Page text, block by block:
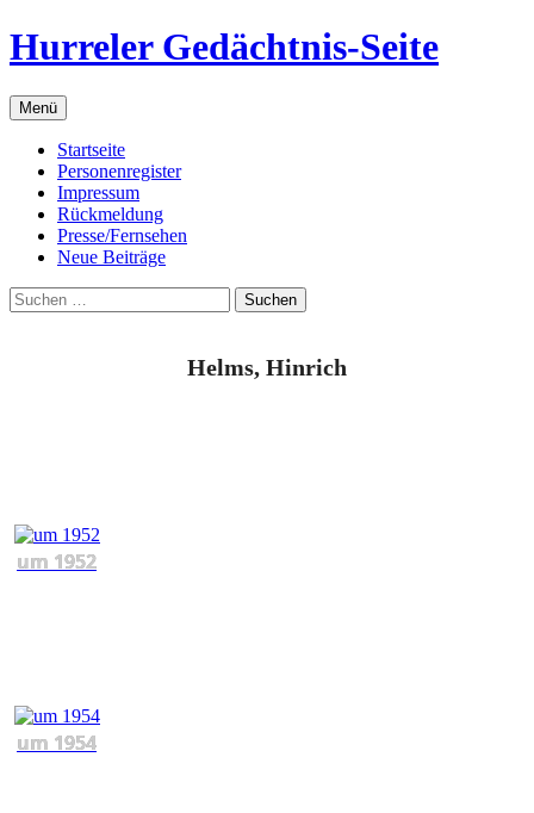
Zum
Inhalt
Hurreler Gedächtnis-Seite
Menü
Startseite
Personenregister
Impressum
Rückmeldung
Presse/Fernsehen
Neue Beiträge
Suchen
nach:
Helms, Hinrich
um 1952
um 1954